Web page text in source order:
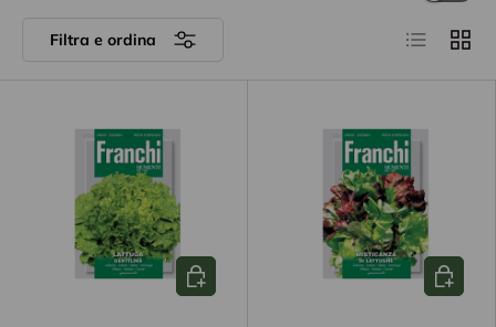
Filtra e ordina Elenco
Aggiungi al carrello